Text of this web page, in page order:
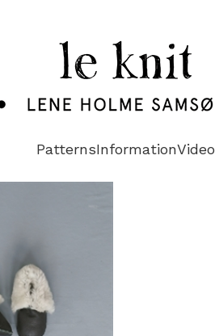
PatternsInformationVideo